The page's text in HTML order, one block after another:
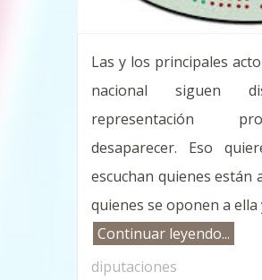
Las y los principales
nacional siguen
representación
desaparecer. Eso
escuchan quienes están
quienes se oponen a ella
Continuar leyendo...
diputaciones